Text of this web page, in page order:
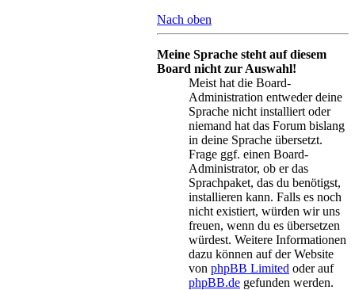
Nach oben
Meine Sprache steht auf diesem
Board nicht zur Auswahl!
Meist hat die Board-
Administration entweder deine
Sprache nicht installiert oder
niemand hat das Forum bislang
in deine Sprache übersetzt.
Frage ggf. einen Board-
Administrator, ob er das
Sprachpaket, das du benötigst,
installieren kann. Falls es noch
nicht existiert, würden wir uns
freuen, wenn du es übersetzen
würdest. Weitere Informationen
dazu können auf der Website
von phpBB Limited oder auf
phpBB.de gefunden werden.